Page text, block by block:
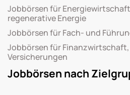
Jobbörsen für Energiewirtschaft
regenerative Energie
Jobbörsen für Fach- und
Jobbörsen für Finanzwirtschaft,
Versicherungen
Jobbörsen nach